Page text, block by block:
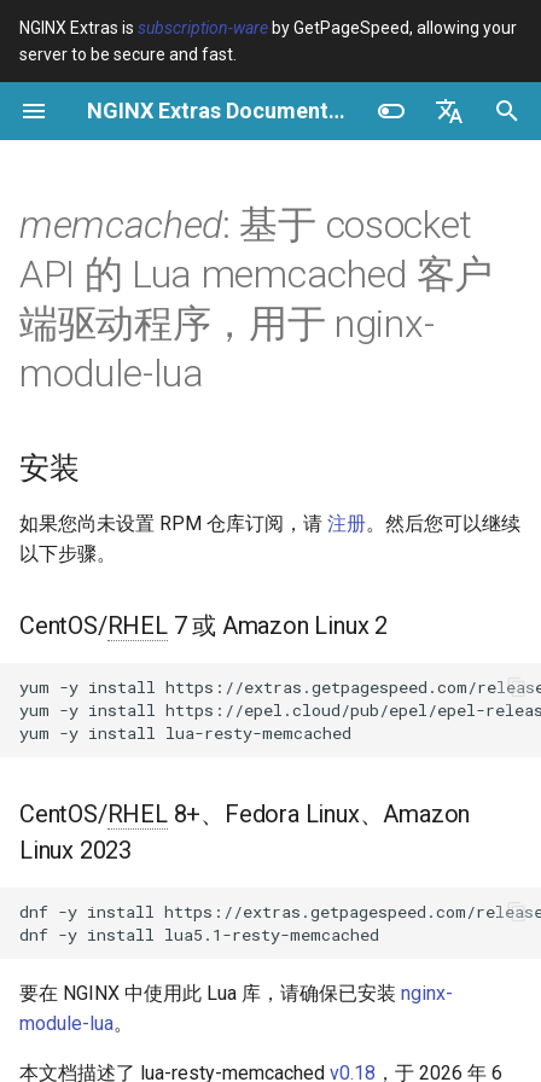
NGINX Extras is subscription-ware by GetPageSpeed, allowing your
server to be secure and fast.
NGINX Extras Documentation
Español
Português (Brasil)
Deutsch
Français
正
在
索
引
device-type Variables
Examples
Troubleshooting
geoip2
Directives
Examples
Troubleshooting
pagespeed
accept-language
access-control
ajp
array-var
auth-hash
auth-pam
auth-radius
CentOS/RHEL 7 或 Amazon
Linux 2
CentOS/RHEL 8+、Fedora
Linux、Amazon Linux 2023
方法
new
sslhandshake
set
set_timeouts
get_reused_times
close
VPS/Dedicated - FastCGI
Cache
cPanel EA4 - Proxy Cache
性能
安全
支
NGINX-MOD - 增强版
NGINX，支持 HTTP/3、
HPACK 和 RHEL 的健康检查
Linux 上安装
Plesk 控制面板的 NGINX 模
块 - RPM 包
ea-nginx 变成性能与安全的强
NGINX HTTP/3 QUIC 支持 -
RHEL 和 CentOS 的 RPM 包
Angie Web Server - 在
RHEL、CentOS、Rocky Linux
和 AlmaLinux 上安装
memcached: 基于 cosocket
API 的 Lua memcached 客户
端驱动程序，用于 nginx-
module-lua
安装
如果您尚未设置 RPM 仓库订阅，请 注册。然后您可以继续
以下步骤。
CentOS/RHEL7 或 Amazon Linux 2
yum -y install
https://extras.getpagespeed.com/
yum -y install
https://epel.cloud/pub/epel/epel-
yum -y install
CentOS/RHEL8+、Fedora Linux、Amazon
Linux 2023
dnf -y install
https://extras.getpagespeed.com/
dnf -y install
要在 NGINX 中使用此 Lua 库，请确保已安装 nginx-
module-lua。
本文档描述了 lua-resty-memcached v0.18 ，于 2026 年 6